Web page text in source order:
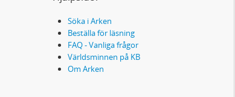
Söka i Arken
Beställa för läsning
FAQ - Vanliga frågor
Världsminnen på KB
Om Arken